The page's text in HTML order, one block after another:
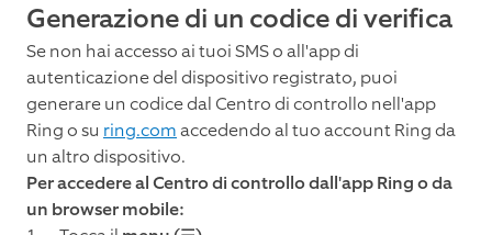
Generazione di un codice di verifica
Se non hai accesso ai tuoi SMS o all'app di
autenticazione del dispositivo registrato, puoi
generare un codice dal Centro di controllo nell'app
Ring o su ring.comaccedendo al tuo account Ring da
un altro dispositivo.
Per accedere al Centro di controllo dall'app Ring o da
un browser mobile: